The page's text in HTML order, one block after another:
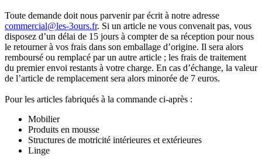
Toute demande doit nous parvenir par écrit à notre adresse
commercial@les-3ours.fr. Si un article ne vous convenait pas, vous
disposez d’un délai de 15 jours à compter de sa réception pour nous
le retourner à vos frais dans son emballage d’origine. Il sera alors
remboursé ou remplacé par un autre article ; les frais de traitement
du premier envoi restants à votre charge. En cas d’échange, la valeur
de l’article de remplacement sera alors minorée de 7 euros.
Pour les articles fabriqués à la commande ci-après :
Mobilier
Produits en mousse
Structures de motricité intérieures et extérieures
Linge